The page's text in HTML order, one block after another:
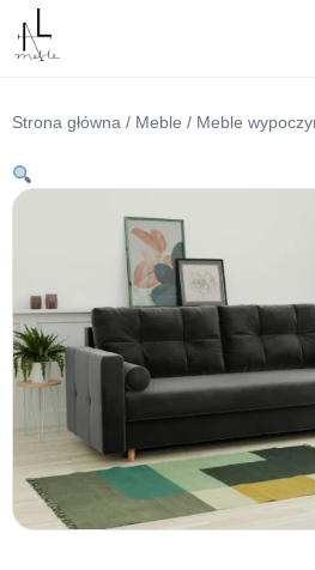
Przejdź
treści
Strona główna / Meble / Meble